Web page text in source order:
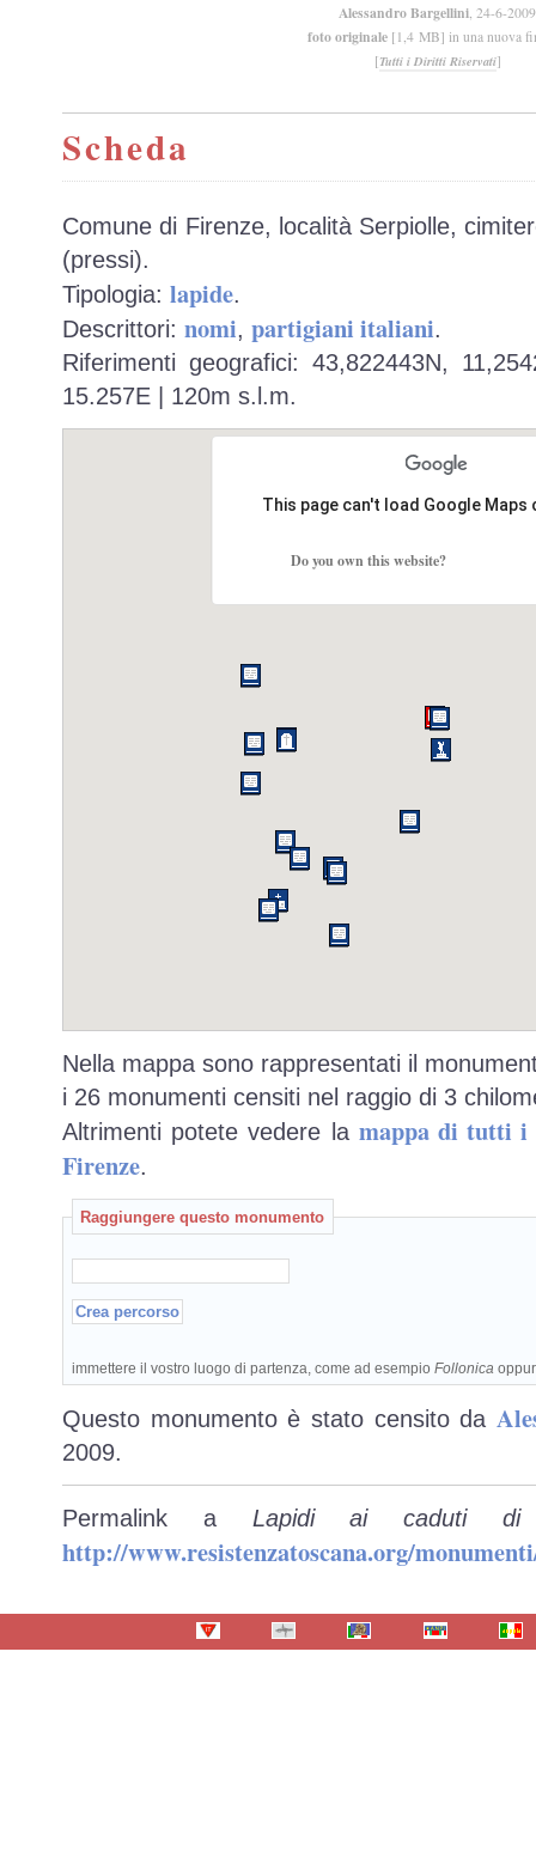
Alessandro Bargellini , 24-6-2009
foto originale [1,4 MB] in una nuova
[Tutti i Diritti Riservati]
Scheda
Comune di Firenze, località Serpiolle,
(pressi).
Tipologia: lapide.
Descrittori: nomi, partigiani italiani.
Riferimenti geografici: 43,822443N,
15.257E | 120m s.l.m.
This page can't load Google
Do you own this website?
Nella mappa sono rappresentati il
i 26 monumenti censiti nel raggio di 3
Altrimenti potete vedere la mappa di tutti i
Firenze.
Raggiungere questo monumento
immettere il vostro luogo di partenza, come ad esempio Follonica
Questo monumento è stato censito da
2009.
Permalink a Lapidi ai caduti di
http://www.resistenzatoscana.org/